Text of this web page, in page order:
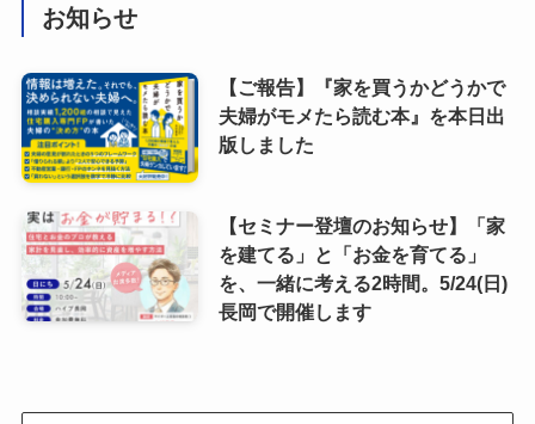
お知らせ
【ご報告】『家を買うかどうかで
夫婦がモメたら読む本』を本日出
版しました
【セミナー登壇のお知らせ】「家
を建てる」と「お金を育てる」
を、一緒に考える2時間。5/24(日)
長岡で開催します